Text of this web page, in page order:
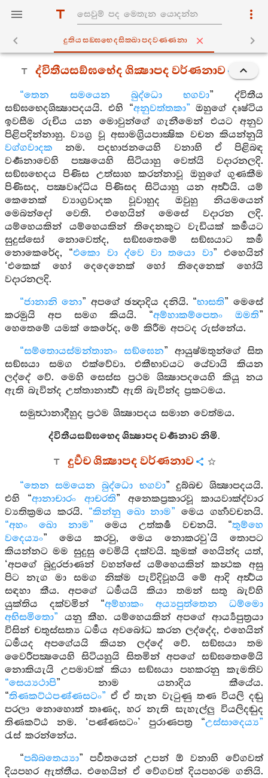
දුතියසඞ‍්ඝභෙදසික‍්ඛාපදවණ‍්ණනා
ද්විතීයසඞ්ඝභේද ශික්‍ෂාපද වර්ණනාව
“තෙන සමයෙන බුද්ධො භගවා” ද්විතීය
සඞ්ඝභෙදශික්‍ෂාපදයයි. එහි “අනුවත්තකා” ඔහුගේ දෘෂ්ටිය
ඉවසීම රුචිය යන මොවුන්ගේ ගැනීමෙන් එයට අනුව
පිළිපදින්නාහු. ව්‍යග්‍ර වූ අසාමග්‍රියපාක්‍ෂික වචන කියන්නුයි
වග්ගවාදක නම. පදභාජනයෙහි වනාහි ඒ පිළිබඳ
වර්‍ණනාවෙහි පක්‍ෂයෙහි සිටියාහු වෙත්යි වදාරනලදි.
සඞ්ඝභෙදය පිණිස උත්සාහ කරන්නාවූ ඔහුගේ ගුණකීම
පිණිසද, පක්‍ෂවෘද්ධිය පිණිසද සිටියාහු යන අර්‍ත්‍ථයි. යම්
කෙනෙක් ව්‍යාග්‍රවාදක වූවාහුද ඔවුහු නියමයෙන්
මෙබන්දෝ වෙති. එහෙයින් මෙසේ වදාරන ලදි.
යම්හෙයකින් යම්හෙයකින් තිදෙනකුට වැඩියක් කර්‍මයට
සුදුස්සෝ නොවෙත්ද, සඞ්ඝතෙමේ සඞ්ඝයාට කර්‍ම
නොකෙරේද, “එකො වා ද්වෙ වා තයො වා” එහෙයින්
‘එකෙක් හෝ දෙදෙනෙක් හෝ තිදෙනෙක් හෝයි
වදාරනලදි.
“ජානානි නො” අපගේ ඡන්‍දාදිය දනියි. “භාසති” මෙසේ
කරමුයි අප සමග කියයි. “අම්හාකම්පෙතං ඔමති”
හෙතෙමේ යමක් කෙරේද, මේ කිරීම අපටද රුස්නේය.
“සම්තොයස්මන්තානං සඞ්ඝෙන” ආයුෂ්මතුන්ගේ සිත
සඞ්ඝයා සමග එක්වේවා. එකීභාවයට යේවායි කියන
ලද්දේ වේ. මෙහි සෙස්ස ප්‍රථම ශික්‍ෂාපදයෙහි කියූ නය
ඇති බැවින්ද උත්තානාර්‍ත්‍ථ ඇති බැවින්ද ප්‍රකටමය.
සමුත්‍ථානාදීහුද ප්‍රථම ශික්‍ෂාපදය සමාන වෙත්මය.
ද්විතීයසඞ්ඝභෙද ශික්‍ෂාපද වර්‍ණනාව නිමි.
දුර්‍වච ශික්‍ෂාපද වර්ණනාව
“තෙන සමයෙන බුද්ධො භගවා” දුබ්බච ශික්‍ෂාපදයයි.
එහි “ආනාචාරං ආචරති” අනෙකප්‍රකාරවූ කායවාක්ද්වාර
ව්‍යතික්‍රමය කරයි. “කින්නු ඛො නාම” මෙය ගර්‍හාවචනයි.
“අහං ඛො නාම” මෙය උත්කර්‍ෂ වචනයි. “තුම්හෙ
වදෙය්‍යං” මෙය කරවු, මෙය නොකරවු’යි තොපට
කියන්නට මම සුදුසු වෙමියි දක්වයි. කුමක් හෙයින්ද යත්,
‘අපගේ බුදුරජාණන් වහන්සේ යම්හෙයකින් කන්‍ථක අසු
පිට නැග මා සමග නික්ම පැවිදිවූහයි මේ ආදි අර්‍ත්‍ථය
සඳහා කීය. අපගේ ධර්‍මයයි කියා තමන් සතු බැව්හි
යුක්තිය දක්වමින් “අම්හාකං අය්‍යපුත්තෙන ධම්මො
අභිසමිතො” යනු කීහ. යම්හෙයකින් අපගේ ආර්‍ය්‍යපුත්‍රයා
විසින් චතුස්සත්‍ය ධර්‍මය අවබෝධ කරන ලද්දේද, එහෙයින්
ධර්‍මයද අපගේයයි කියන ලද්දේ වේ. සඞ්ඝයා තම
වෛරීපක්‍ෂයෙහි සිටියහුයි සිතමින් අපගේ සඞ්ඝතෙමේයි
නොකියැයි උපමාවක් කියා සඞ්ඝයා පහකරනු කැමතිව
“සෙය්‍යථාපි” නාම යනාදිය කීයේය.
“තිණකට්ඨපණ්ණසටං” ඒ ඒ තැන වැටුණු තණ වියලි දඬු
පරලා නොහොත් තෘණද, හර නැති සැහැල්ලු වියලිදඬුද
තිණකට්ඨ නම. ‘පණ්ණසටං’ පුරාණපත්‍ර “උස්සාදෙය්‍ය”
රැස් කරන්නේය.
“පබ්බතෙය්‍යා” පර්‍වතයෙන් උපන් ඕ වනාහි වේගවත්
දියපහර ඇත්තීය. එහෙයින් ඒ වේගවත් දියපහරම ගනියි.